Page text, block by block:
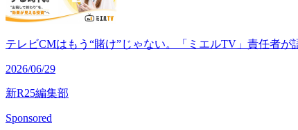
テレビCMはもう“賭け”じゃない。「ミエルTV」責任者
2026/06/29
新R25編集部
Sponsored